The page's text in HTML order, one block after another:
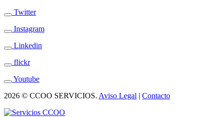
Twitter
Instagram
Linkedin
flickr
Youtube
2026 © CCOO SERVICIOS. Aviso Legal | Contacto